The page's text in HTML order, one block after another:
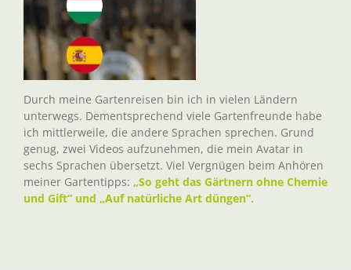
Durch meine Gartenreisen bin ich in vielen Ländern
unterwegs. Dementsprechend viele Gartenfreunde habe
ich mittlerweile, die andere Sprachen sprechen. Grund
genug, zwei Videos aufzunehmen, die mein Avatar in
sechs Sprachen übersetzt. Viel Vergnügen beim Anhören
meiner Gartentipps: „So geht das Gärtnern ohne Chemie
und Gift“ und „Auf natürliche Art düngen“.